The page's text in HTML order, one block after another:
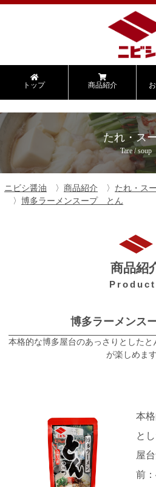
トップ 商品紹介
たれ・ス
Tare / soup
ニビシ醤油 商品紹介
たれ・ス
博多ラーメンスープ とん
商品紹
博多ラーメンス
本格的な博多屋台のあっさりとした
が楽しめます
本
と
屋
前